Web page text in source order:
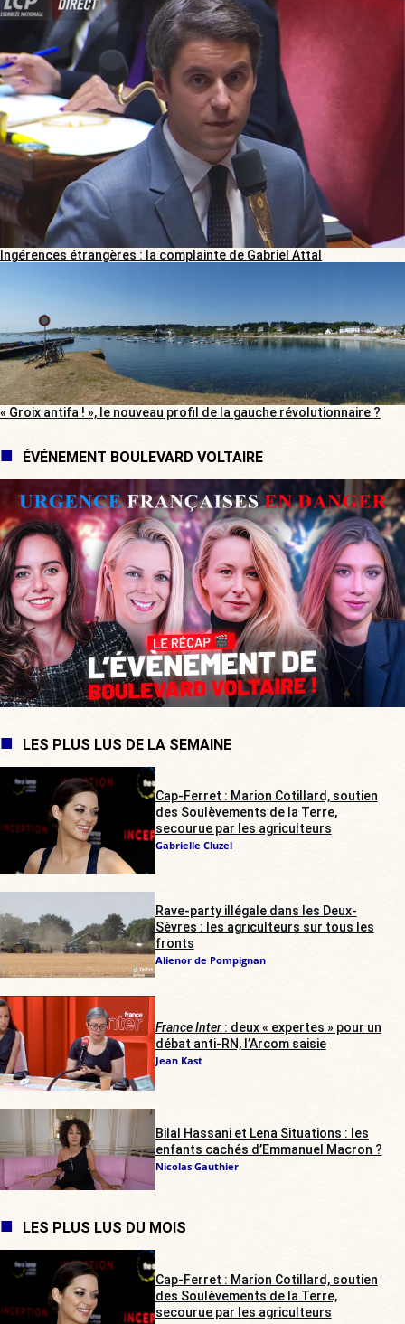
Ingérences étrangères : la complainte de Gabriel Attal
« Groix antifa ! », le nouveau profil de la gauche révolutionnaire ?
ÉVÉNEMENT BOULEVARD VOLTAIRE
LES PLUS LUS DE LA SEMAINE
Cap-Ferret : Marion Cotillard, soutien
des Soulèvements de la Terre,
secourue par les agriculteurs
Gabrielle Cluzel
Rave-party illégale dans les Deux-
Sèvres : les agriculteurs sur tous les
fronts
Alienor de Pompignan
France Inter: deux « expertes » pour un
débat anti-RN, l’Arcom saisie
Jean Kast
Bilal Hassani et Lena Situations : les
enfants cachés d’Emmanuel Macron ?
Nicolas Gauthier
LES PLUS LUS DU MOIS
Cap-Ferret : Marion Cotillard, soutien
des Soulèvements de la Terre,
secourue par les agriculteurs